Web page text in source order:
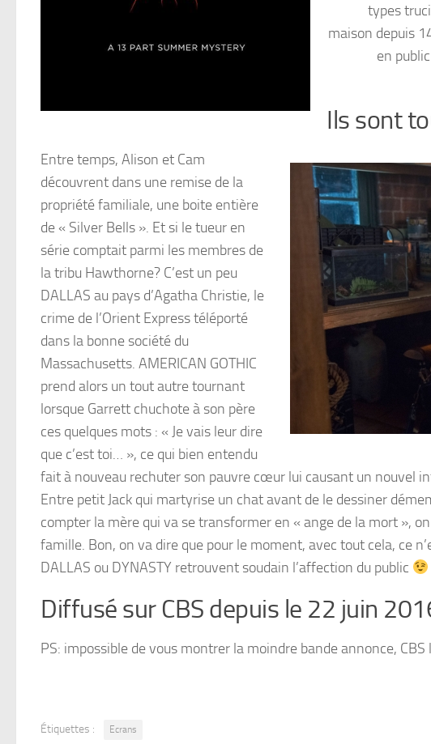
types
maison depuis
en
Ils sont
Entre temps, Alison et Cam
découvrent dans une remise de la
propriété familiale, une boite entière
de « Silver Bells ». Et si le tueur en
série comptait parmi les membres de
la tribu Hawthorne? C’est un peu
DALLAS au pays d’Agatha Christie, le
crime de l’Orient Express téléporté
dans la bonne société du
Massachusetts. AMERICAN GOTHIC
prend alors un tout autre tournant
lorsque Garrett chuchote à son père
ces quelques mots : « Je vais leur dire
que c’est toi… », ce qui bien entendu
fait à nouveau rechuter son pauvre cœur lui causant un nouvel
Entre petit Jack qui martyrise un chat avant de le dessiner
compter la mère qui va se transformer en « ange de la mort »,
famille. Bon, on va dire que pour le moment, avec tout cela, ce
DALLAS ou DYNASTY retrouvent soudain l’affection du public
Diffusé sur CBS depuis le 22 juin
PS: impossible de vous montrer la moindre bande annonce,
Étiquettes : Ecrans